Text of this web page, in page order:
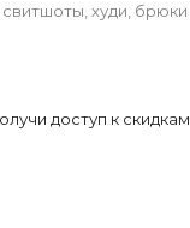
худи, брюки
доступ к скидкам